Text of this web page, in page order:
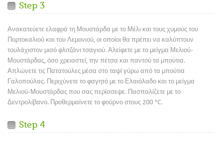
Step 3
Ανακατεύετε ελαφρά τη Μουστάρδα με το Μέλι και τους χυμούς του
Πορτοκαλιού και του Λεμονιού, οι οποίοι θα πρέπει να καλύπτουν
τουλάχιστον μισό φλιτζάνι τσαγιού. Αλείφετε με το μείγμα Μελιού-
Μουστάρδας, όσο χρειαστεί, την πέτσα και παντού τα μπούτια.
Απλώνετε τις Πατατούλες μέσα στο ταψί γύρω από τα μπούτια
Γαλοπούλας. Περιχύνετε το φαγητό με το Ελαιόλαδο και το μείγμα
Μελιού-Μουστάρδας που σας περίσσεψε. Πασπαλίζετε με το
Δεντρολίβανο. Προθερμαίνετε το φούρνο στους 200 °C.
Step 4